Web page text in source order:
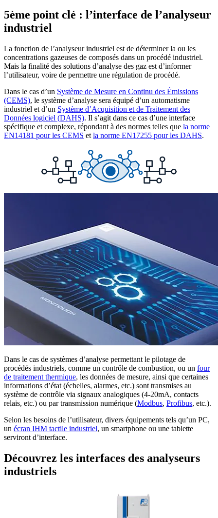
5ème point clé : l’interface de l’analyseur
industriel
La fonction de l’analyseur industriel est de déterminer la ou les
concentrations gazeuses de composés dans un procédé industriel.
Mais la finalité des solutions d’analyse des gaz est d’informer
l’utilisateur, voire de permettre une régulation de procédé.
Dans le cas d’un Système de Mesure en Continu des Émissions
(CEMS), le système d’analyse sera équipé d’un automatisme
industriel et d’un Système d’Acquisition et de Traitement des
Données logiciel (DAHS). Il s’agit dans ce cas d’une interface
spécifique et complexe, répondant à des normes telles que la norme
EN14181 pour les CEMS et la norme EN17255 pour les DAHS.
Dans le cas de systèmes d’analyse permettant le pilotage de
procédés industriels, comme un contrôle de combustion, ou un four
de traitement thermique, les données de mesure, ainsi que certaines
informations d’état (échelles, alarmes, etc.) sont transmises au
système de contrôle via signaux analogiques (4-20mA, contacts
relais, etc.) ou par transmission numérique (Modbus, Profibus, etc.).
Selon les besoins de l’utilisateur, divers équipements tels qu’un PC,
un écran IHM tactile industriel, un smartphone ou une tablette
serviront d’interface.
Découvrez les interfaces des analyseurs
industriels